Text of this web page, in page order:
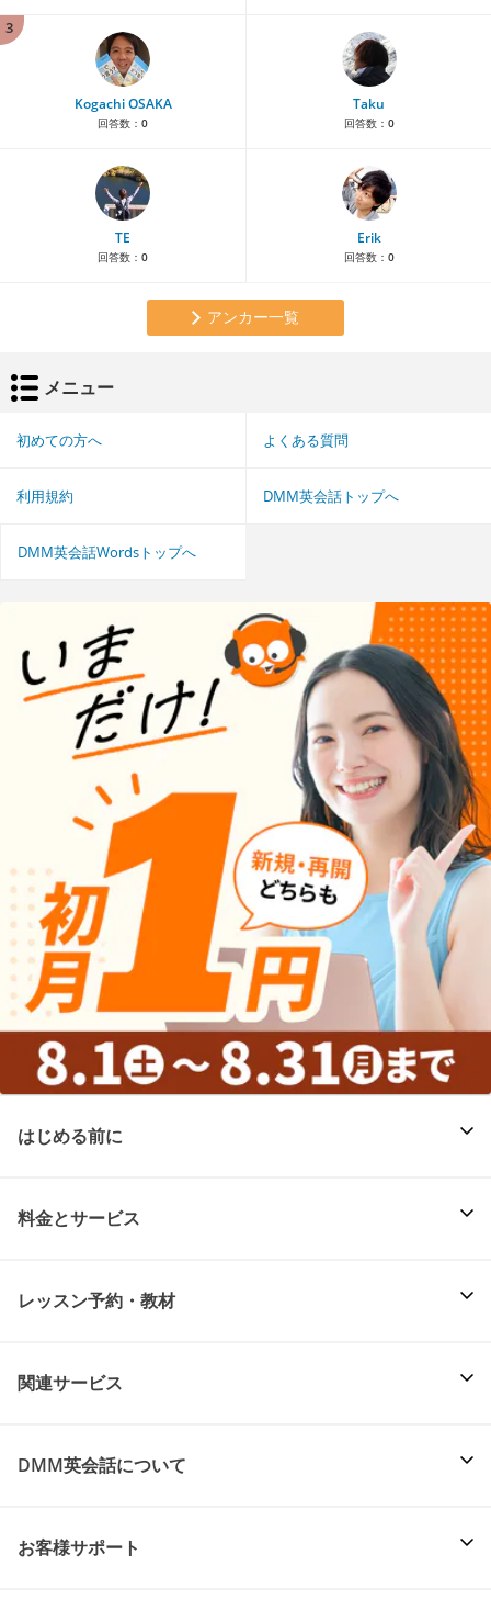
3
Kogachi OSAKA
回答数： 0
Taku
回答数： 0
TE
回答数： 0
Erik
回答数： 0
アンカー一覧
メニュー
初めての方へ よくある質問
利用規約 DMM英会話トップへ
DMM英会話Wordsトップへ
はじめる前に
料金とサービス
レッスン予約・教材
関連サービス
DMM英会話について
お客様サポート